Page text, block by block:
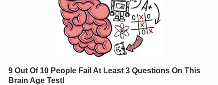
9 Out Of 10 People Fail At Least 3 Questions On This
Brain Age Test!